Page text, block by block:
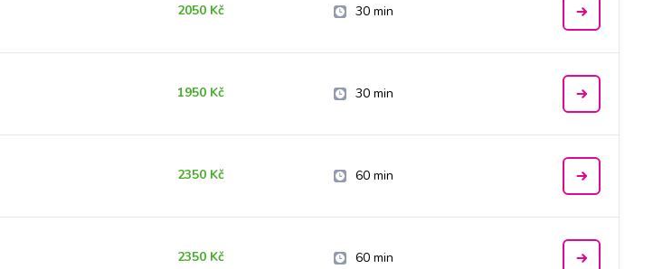
2050 Kč 30 min
1950 Kč 30 min
2350 Kč 60 min
2350 Kč 60 min